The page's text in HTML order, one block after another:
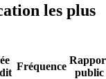
les plus
Fréquence
public